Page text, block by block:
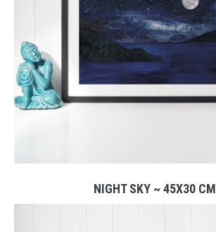
NIGHT SKY ~ 45X30 CM